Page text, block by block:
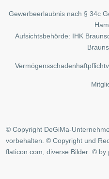
Gewerbeerlaubnis nach § 34c
Aufsichtsbehörde: IHK
© Copyright DeGiMa-
vorbehalten. © Copyright und
flaticon.com, diverse Bilder: © by